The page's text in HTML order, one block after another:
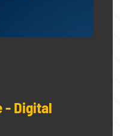
- Digital